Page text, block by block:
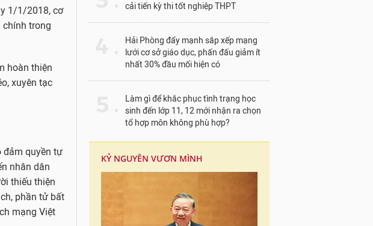
1/1/2018, cơ
trong
hoàn thiện
xuyên tạc
đảm quyền tự
nhân dân
thiếu thiện
phần tử bất
mạng Việt
cải tiến kỳ thi tốt nghiệp THPT
Hải Phòng đẩy mạnh sắp xếp mạng
lưới cơ sở giáo dục, phấn đấu giảm ít
nhất 30% đầu mối hiện có
Làm gì để khắc phục tình trạng học
sinh đến lớp 11, 12 mới nhận ra chọn
tổ hợp môn không phù hợp?
KỶ NGUYÊN VƯƠN MÌNH